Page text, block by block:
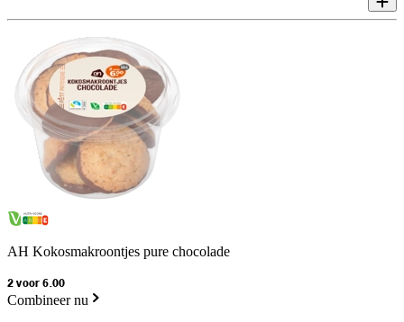
AH Kokosmakroontjes pure chocolade
2 voor 6.00
Combineer nu